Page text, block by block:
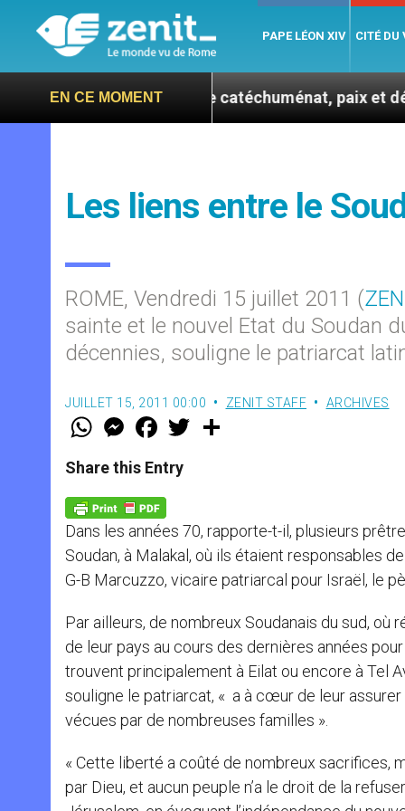
PAPE LÉON XIV CITÉ DU
EN CE MOMENT
confie : entre catéchuménat, paix et défis
Les liens entre le
ROME, Vendredi 15 juillet 2011 (
sainte et le nouvel Etat du Soudan
décennies, souligne le patriarcat
JUILLET 15, 2011 00:00 ZENIT STAFF ARCHIVES
W
t
s
p
p
M
e
s
e
g
e
r
F
a
e
b
k
w
Share this Entry
Dans les années 70, rapporte-t-il, plusieurs
Soudan, à Malakal, où ils étaient responsables
G-B Marcuzzo, vicaire patriarcal pour Israël, le
Par ailleurs, de nombreux Soudanais du sud,
de leur pays au cours des dernières années
trouvent principalement à Eilat ou encore à Tel
souligne le patriarcat, « a à cœur de leur
vécues par de nombreuses familles ».
« Cette liberté a coûté de nombreux sacrifices,
par Dieu, et aucun peuple n’a le droit de la